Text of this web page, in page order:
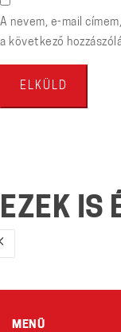
A nevem, e-mail
a következő
EZEK IS
MENÜ